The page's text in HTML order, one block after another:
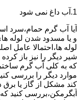
1.آب داغ نمی شود
آیا آب گرم حمام،سرد
و یا مسدود شدن لوله
لوله ها،احتمالا عامل
شیر دیگر را نیز باز
که به کلی آب گرم
موارد دیگر را بررسی
کند مشکل از گاز یا
آبگرمکن،بررسی کنید